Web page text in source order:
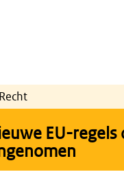
EU-